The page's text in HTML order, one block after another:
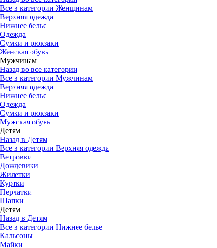
Все в категории Женщинам
Верхняя одежда
Нижнее белье
Одежда
Сумки и рюкзаки
Женская обувь
Мужчинам
Назад во все категории
Все в категории Мужчинам
Верхняя одежда
Нижнее белье
Одежда
Сумки и рюкзаки
Мужская обувь
Детям
Назад в Детям
Все в категории Верхняя одежда
Ветровки
Дождевики
Жилетки
Куртки
Перчатки
Шапки
Детям
Назад в Детям
Все в категории Нижнее белье
Кальсоны
Майки